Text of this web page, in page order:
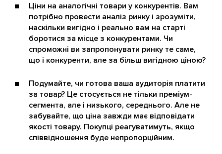
Ціни на аналогічні товари у конкурентів. Вам
потрібно провести аналіз ринку і зрозуміти,
наскільки вигідно і реально вам на старті
боротися за місце з конкурентами. Чи
спроможні ви запропонувати ринку те саме,
що і конкуренти, але за більш вигідною ціною?
Подумайте, чи готова ваша аудиторія платити
за товар? Це стосується не тільки преміум-
сегмента, але і низького, середнього. Але не
забувайте, що ціна завжди має відповідати
якості товару. Покупці реагуватимуть, якщо
співвідношення буде непропорційним.